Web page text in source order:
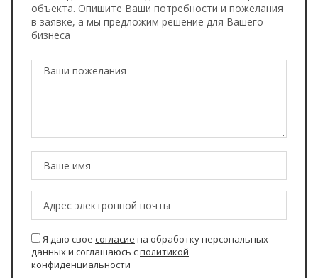
объекта. Опишите Ваши потребности и пожелания
в заявке, а мы предложим решение для Вашего
бизнеса
Я даю свое согласие на обработку персональных
данных и соглашаюсь сполитикой
конфиденциальности